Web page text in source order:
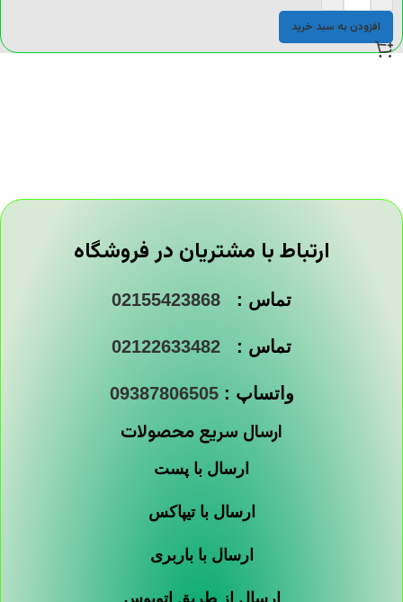
افزودن به سبد خرید
ارتباط با مشتریان در فروشگاه
تماس : 02155423868
تماس : 02122633482
واتساپ :09387806505
ارسال سریع محصولات
ارسال با پست
ارسال با تیپاکس
ارسال با باربری
ارسال از طریق اتوبوس